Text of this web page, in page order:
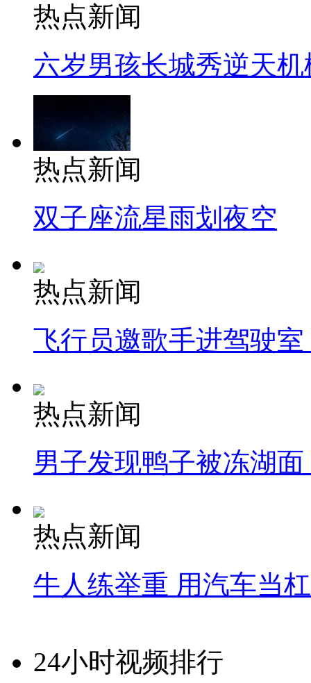
热点新闻
六岁男孩长城秀逆天机
热点新闻
双子座流星雨划夜空
热点新闻
飞行员邀歌手进驾驶
热点新闻
男子发现鸭子被冻湖
热点新闻
牛人练举重 用汽车当
24小时视频排行